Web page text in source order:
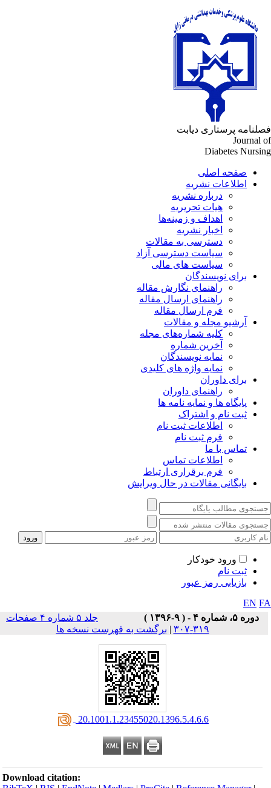
پرستاری دیابت
Journal
Diabetes
صفحه اصلی
اطلاعات نشریه
درباره نشریه
هیات تحریریه
اهداف و زمینه‌ها
اخبار نشریه
دسترسی به مقالات
سیاست دسترسی آزاد
سیاست های مالی
برای نویسندگان
راهنمای نگارش مقاله
راهنمای ارسال مقاله
فرم ارسال مقاله
آرشیو مجله و مقالات
کلیه شماره‌های مجله
آخرین شماره
نمایه نویسندگان
نمایه واژه های کلیدی
برای داوران
راهنمای داوران
پایگاه ها و نمایه نامه ها
ثبت نام و اشتراک
اطلاعات ثبت نام
فرم ثبت نام
تماس با ما
اطلاعات تماس
فرم برقراری ارتباط
بایگانی مقالات در حال ویرایش
ورود خودکار
ثبت نام
بازیابی رمز عبور
EN
دوره ۵، شماره ۴ - ( ۹-۱۳۹۶ )
جلد ۵ شماره ۴ صفحات
۳۱۹-۳۰۷
| برگشت به فهرست نسخه ها
‎ 20.1001.1.23455020.1396.5.4.6.6
Download citation: